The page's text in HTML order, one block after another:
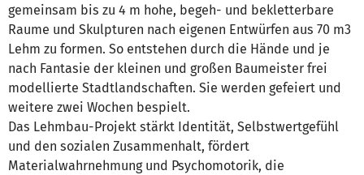
gemeinsam bis zu 4 m hohe, begeh- und bekletterbare
Raume und Skulpturen nach eigenen Entwürfen aus 70 m3
Lehm zu formen. So entstehen durch die Hände und je
nach Fantasie der kleinen und großen Baumeister frei
modellierte Stadtlandschaften. Sie werden gefeiert und
weitere zwei Wochen bespielt.
Das Lehmbau-Projekt stärkt Identität, Selbstwertgefühl
und den sozialen Zusammenhalt, fördert
Materialwahrnehmung und Psychomotorik, die